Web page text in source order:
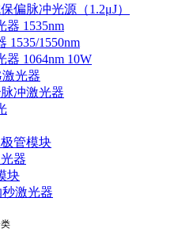
偏脉冲光源（1.2μJ）
器 1535nm
1535/1550nm
1064nm 10W
光器
冲激光器
管模块
器
块
秒激光器